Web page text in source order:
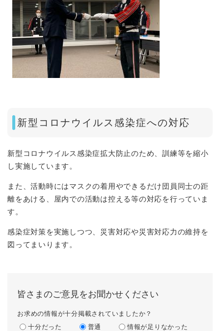
新型コロナウイルス感染症への対応
新型コロナウイルス感染症拡大防止のため、訓練等を縮小
し実施しています。
また、活動時にはマスクの着用やできるだけ団員同士の距
離をあける、屋内での活動は控える等の対応を行っていま
す。
感染症対策を実施しつつ、災害対応や災害対応力の維持を
図ってまいります。
皆さまのご意見をお聞かせください
お求めの情報が十分掲載されていましたか？
十分だった
普通 情報が足りなかった